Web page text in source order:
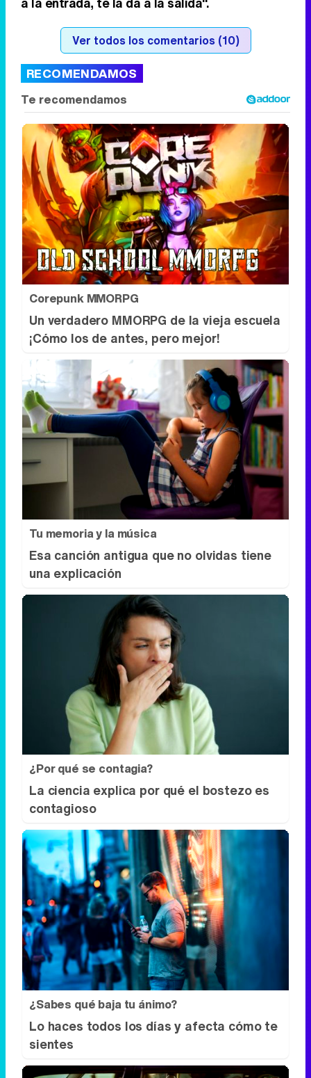
Corepunk MMORPG
Un verdadero MMORPG de la vieja escuela
¡Cómo los de antes, pero mejor!
Tu memoria y la música
Esa canción antigua que no olvidas tiene
una explicación
¿Por qué se contagia?
La ciencia explica por qué el bostezo es
contagioso
¿Sabes qué baja tu ánimo?
Lo haces todos los días y afecta cómo te
sientes